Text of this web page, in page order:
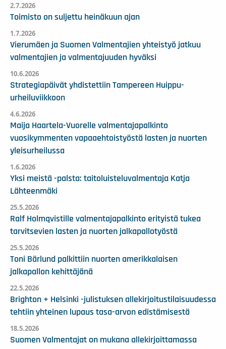
2.7.2026
Toimisto on suljettu heinäkuun ajan
1.7.2026
Vierumäen ja Suomen Valmentajien yhteistyö jatkuu
valmentajien ja valmentajuuden hyväksi
10.6.2026
Strategiapäivät yhdistettiin Tampereen Huippu-
urheiluviikkoon
4.6.2026
Maija Haartela-Vuorelle valmentajapalkinto
vuosikymmenten vapaaehtoistyöstä lasten ja nuorten
yleisurheilussa
1.6.2026
Yksi meistä -palsta: taitoluisteluvalmentaja Katja
Lähteenmäki
25.5.2026
Ralf Holmqvistille valmentajapalkinto erityistä tukea
tarvitsevien lasten ja nuorten jalkapallotyöstä
25.5.2026
Toni Bärlund palkittiin nuorten amerikkalaisen
jalkapallon kehittäjänä
22.5.2026
Brighton + Helsinki -julistuksen allekirjoitustilaisuudessa
tehtiin yhteinen lupaus tasa-arvon edistämisestä
18.5.2026
Suomen Valmentajat on mukana allekirjoittamassa